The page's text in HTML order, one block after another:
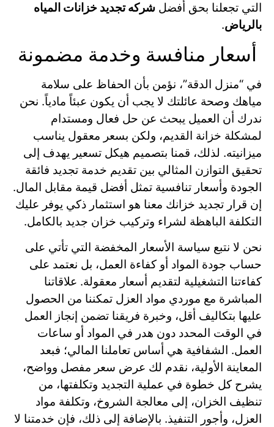
التي تجعلنا بحق أفضل شركه تجديد خزانات المياه
بالرياض.
أسعار منافسة وخدمة مضمونة
في “منزل الدقة”، نؤمن بأن الحفاظ على سلامة
مياهك وصحة عائلتك لا يجب أن يكون عبئاً مادياً. نحن
ندرك أن العميل يبحث عن حل فعال ومستدام
لمشكلة خزانة القديم، ولكن بسعر معقول يناسب
ميزانيته. لذلك، قمنا بتصميم هيكل تسعير يهدف إلى
تحقيق التوازن المثالي بين تقديم خدمة تجديد فائقة
الجودة وأسعار تنافسية تمثل أفضل قيمة مقابل المال.
إن قرار تجديد خزانك معنا هو استثمار ذكي يوفر عليك
التكلفة الباهظة لشراء وتركيب خزان جديد بالكامل.
نحن لا نتبع سياسة الأسعار المخفضة التي تأتي على
حساب جودة المواد أو كفاءة العمل، بل نعتمد على
كفاءتنا التشغيلية لتقديم أسعار معقولة. علاقاتنا
المباشرة مع موردي مواد العزل تمكننا من الحصول
عليها بتكاليف أقل، وخبرة فريقنا تضمن إنجاز العمل
في الوقت المحدد دون هدر في المواد أو ساعات
العمل. الشفافية هي أساس تعاملنا المالي؛ فبعد
المعاينة الأولية، نقدم لك عرض سعر مفصل وواضح،
يشرح كل خطوة في عملية التجديد وتكلفتها، من
تنظيف الخزان، إلى معالجة الشروخ، وتكلفة مواد
العزل، وأجور التنفيذ. بالإضافة إلى ذلك، فإن خدمتنا لا